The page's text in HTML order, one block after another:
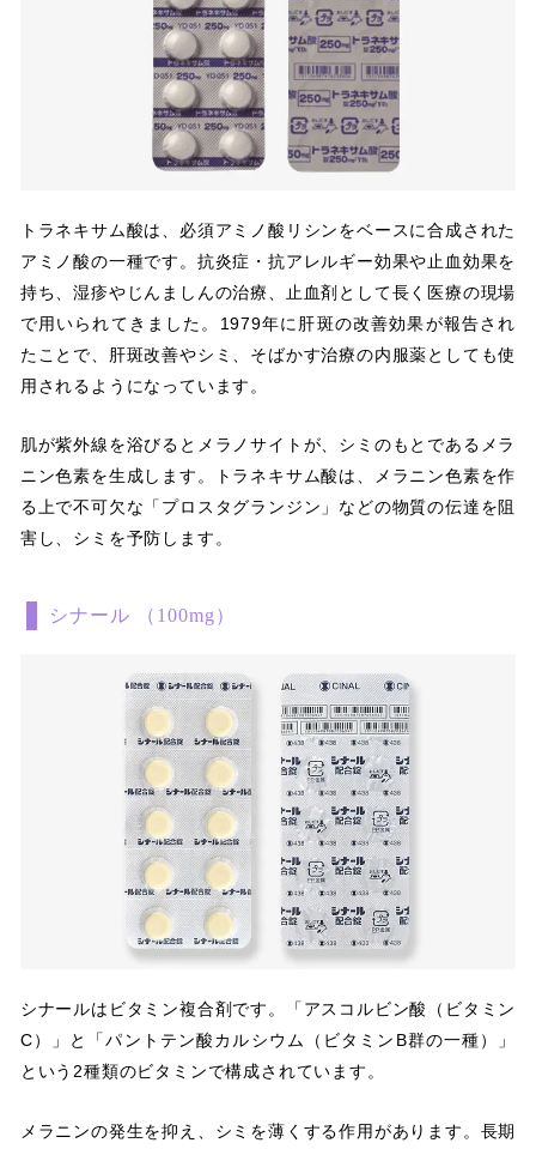
トラネキサム酸は、必須アミノ酸リシンをベースに合成された
アミノ酸の一種です。抗炎症・抗アレルギー効果や止血効果を
持ち、湿疹やじんましんの治療、止血剤として長く医療の現場
で用いられてきました。1979年に肝斑の改善効果が報告され
たことで、肝斑改善やシミ、そばかす治療の内服薬としても使
用されるようになっています。
肌が紫外線を浴びるとメラノサイトが、シミのもとであるメラ
ニン色素を生成します。トラネキサム酸は、メラニン色素を作
る上で不可欠な「プロスタグランジン」などの物質の伝達を阻
害し、シミを予防します。
シナール （100mg）
シナールはビタミン複合剤です。「アスコルビン酸（ビタミン
C）」と「パントテン酸カルシウム（ビタミンB群の一種）」
という2種類のビタミンで構成されています。
メラニンの発生を抑え、シミを薄くする作用があります。長期